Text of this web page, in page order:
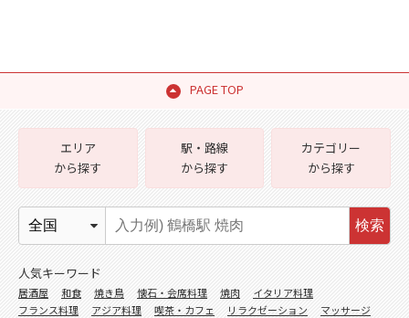
PAGE TOP
エリア
から探す
駅・路線
から探す
カテゴリー
から探す
検索
人気キーワード
居酒屋 和食 焼き鳥 懐石・会席料理 焼肉
イタリア料理
フランス料理
アジア料理 喫茶・カフェ リラクゼーション
マッサージ